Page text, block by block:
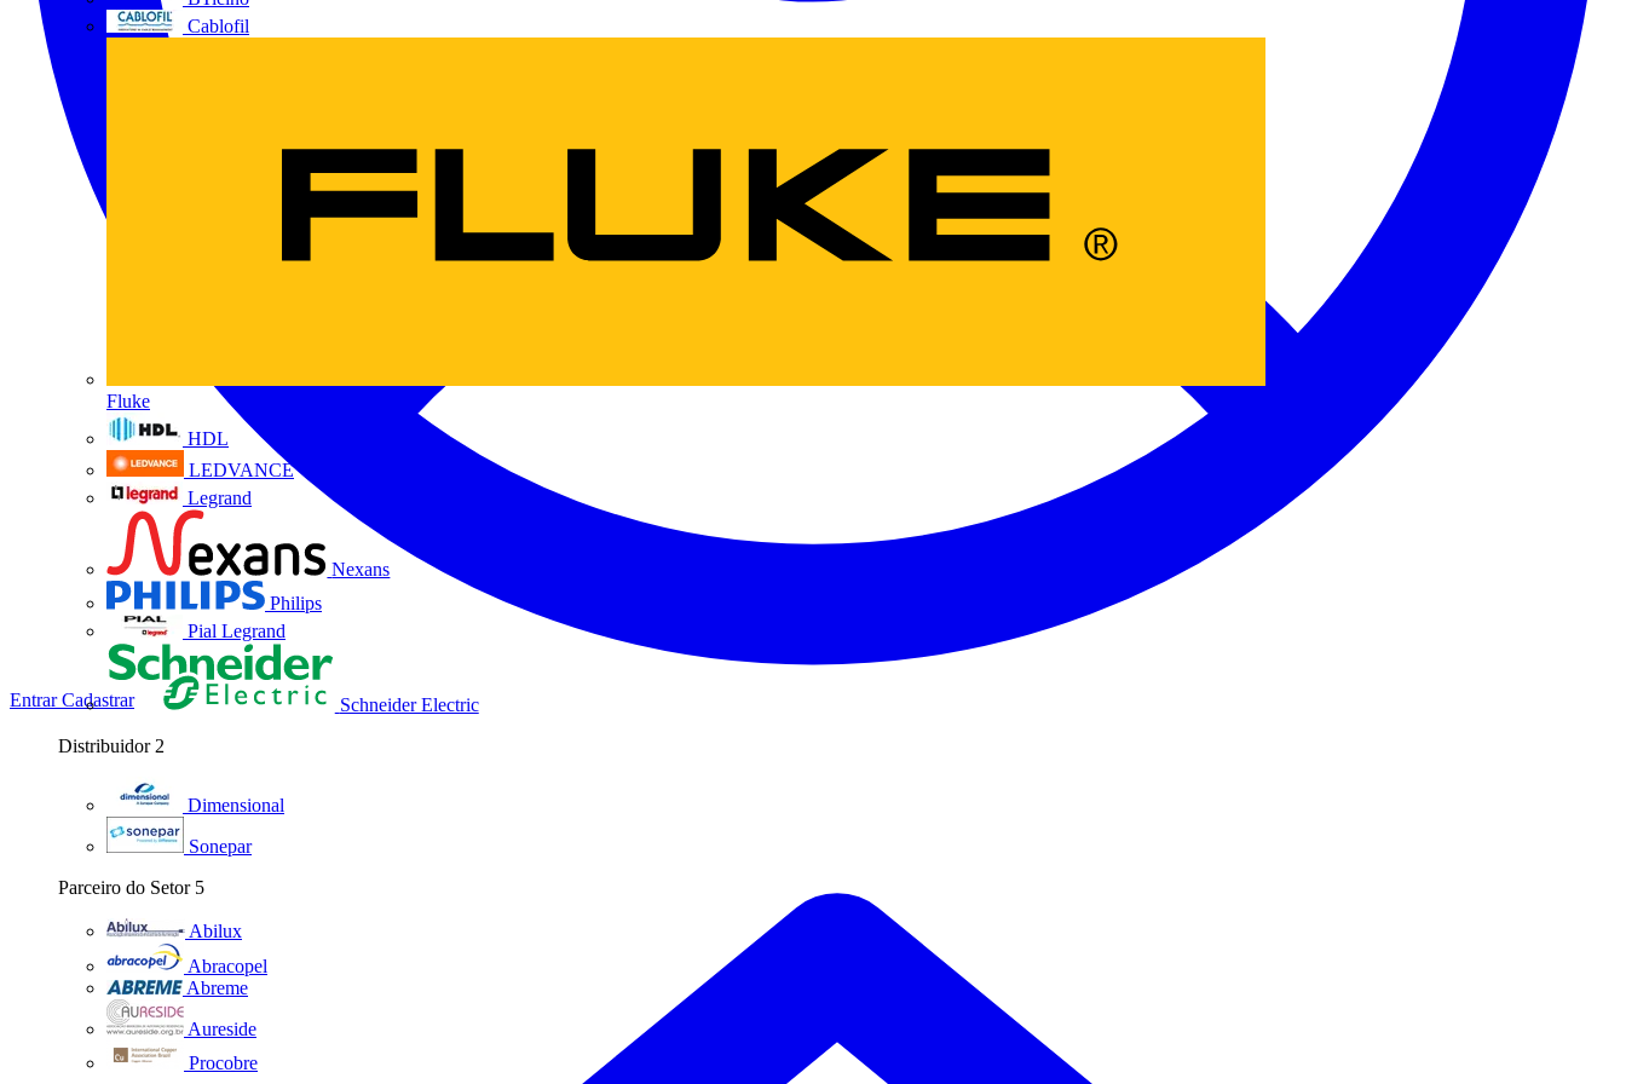
Cablofil
Fluke
HDL
LEDVANCE
Legrand
Nexans
Philips
Pial Legrand
Schneider Electric
Distribuidor 2
Dimensional
Sonepar
Parceiro do Setor 5
Abilux
Abracopel
Abreme
Aureside
Procobre
EntrarCadastrar